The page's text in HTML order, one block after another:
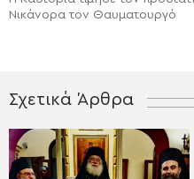
Νικάνορα τον Θαυματουργό
Σχετικά Άρθρα